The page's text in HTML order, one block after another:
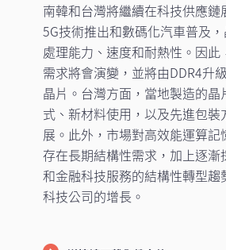
南韓和台灣將繼續在科技供應鏈
5G技術推出和數碼化汽車普及
處理能力、速度和耐熱性。因此
需求將會演變，並將由DDR4升
晶片。台灣方面，當地製造的晶
式、新材料使用，以及先進包裝
展。此外，市場對高效能運算記
存在長期結構性需求，加上逐漸
和金融科技服務的結構性轉型趨
科技公司的增長。